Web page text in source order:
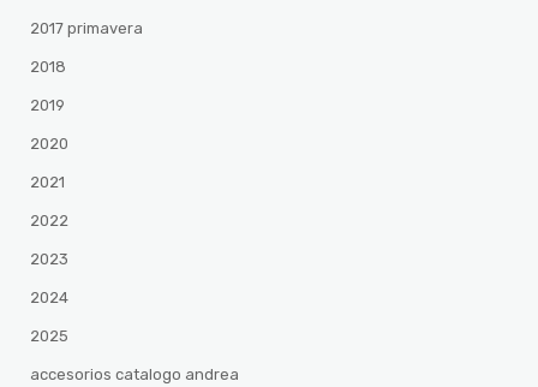
2017 primavera
2018
2019
2020
2021
2022
2023
2024
2025
accesorios catalogo andrea